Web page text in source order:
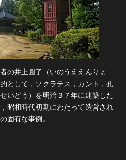
の井上圓了（いのうええんりょ
として，ソクラテス，カント，孔
いどう）を明治３７年に建築した
昭和時代初期にわたって造営され
固有な事例。